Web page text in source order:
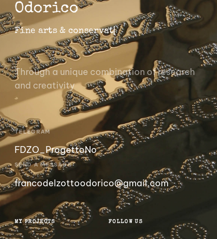
Odorico
Fine arts & conservation ▏
Through a unique combination of research
and creativity
TELEGRAM
FDZO_ProgettoNo
SEND A MESSAGE
francodelzottoodorico@gmail.com
MY PROJECTS FOLLOW US